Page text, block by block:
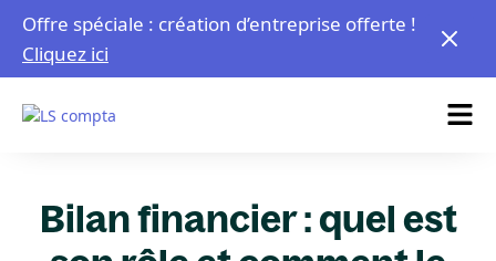
Offre spéciale : création d’entreprise offerte !
Cliquez ici
Bilan financier : quel est